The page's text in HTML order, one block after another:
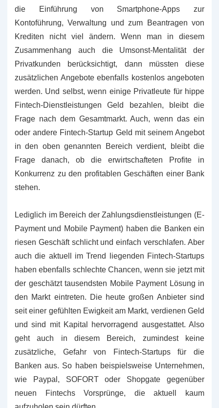
die Einführung von Smartphone-Apps zur
Kontoführung, Verwaltung und zum Beantragen von
Krediten nicht viel ändern. Wenn man in diesem
Zusammenhang auch die Umsonst-Mentalität der
Privatkunden berücksichtigt, dann müssten diese
zusätzlichen Angebote ebenfalls kostenlos angeboten
werden. Und selbst, wenn einige Privatleute für hippe
Fintech-Dienstleistungen Geld bezahlen, bleibt die
Frage nach dem Gesamtmarkt. Auch, wenn das ein
oder andere Fintech-Startup Geld mit seinem Angebot
in den oben genannten Bereich verdient, bleibt die
Frage danach, ob die erwirtschafteten Profite in
Konkurrenz zu den profitablen Geschäften einer Bank
stehen.
Lediglich im Bereich der Zahlungsdienstleistungen (E-
Payment und Mobile Payment) haben die Banken ein
riesen Geschäft schlicht und einfach verschlafen. Aber
auch die aktuell im Trend liegenden Fintech-Startups
haben ebenfalls schlechte Chancen, wenn sie jetzt mit
der geschätzt tausendsten Mobile Payment Lösung in
den Markt eintreten. Die heute großen Anbieter sind
seit einer gefühlten Ewigkeit am Markt, verdienen Geld
und sind mit Kapital hervorragend ausgestattet. Also
geht auch in diesem Bereich, zumindest keine
zusätzliche, Gefahr von Fintech-Startups für die
Banken aus. So haben beispielsweise Unternehmen,
wie Paypal, SOFORT oder Shopgate gegenüber
neuen Fintechs Vorsprünge, die aktuell kaum